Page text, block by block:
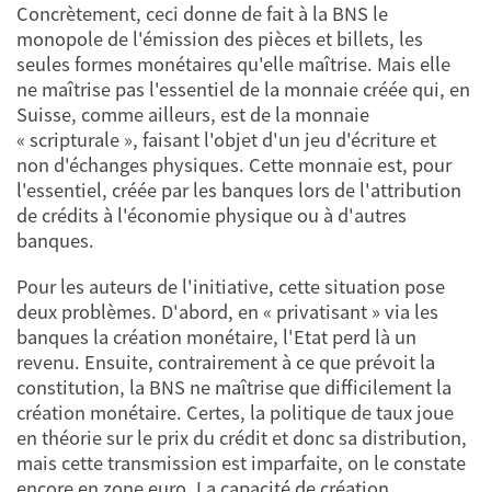
Concrètement, ceci donne de fait à la BNS le
monopole de l'émission des pièces et billets, les
seules formes monétaires qu'elle maîtrise. Mais elle
ne maîtrise pas l'essentiel de la monnaie créée qui, en
Suisse, comme ailleurs, est de la monnaie
« scripturale », faisant l'objet d'un jeu d'écriture et
non d'échanges physiques. Cette monnaie est, pour
l'essentiel, créée par les banques lors de l'attribution
de crédits à l'économie physique ou à d'autres
banques.
Pour les auteurs de l'initiative, cette situation pose
deux problèmes. D'abord, en « privatisant » via les
banques la création monétaire, l'Etat perd là un
revenu. Ensuite, contrairement à ce que prévoit la
constitution, la BNS ne maîtrise que difficilement la
création monétaire. Certes, la politique de taux joue
en théorie sur le prix du crédit et donc sa distribution,
mais cette transmission est imparfaite, on le constate